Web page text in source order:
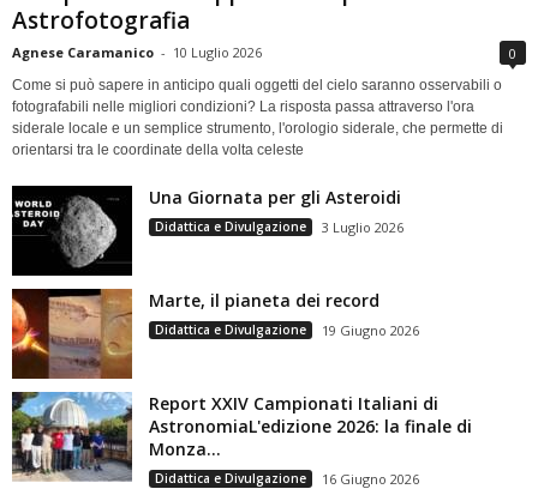
Astrofotografia
Agnese Caramanico - 10 Luglio 2026 0
Come si può sapere in anticipo quali oggetti del cielo saranno osservabili o
fotografabili nelle migliori condizioni? La risposta passa attraverso l'ora
siderale locale e un semplice strumento, l'orologio siderale, che permette di
orientarsi tra le coordinate della volta celeste
Una Giornata per gli Asteroidi
Didattica e Divulgazione 3 Luglio 2026
Marte, il pianeta dei record
Didattica e Divulgazione 19 Giugno 2026
Report XXIV Campionati Italiani di
AstronomiaL'edizione 2026: la finale di
Monza...
Didattica e Divulgazione 16 Giugno 2026